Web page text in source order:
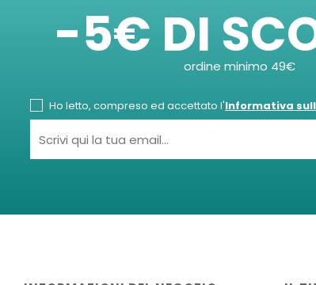
-5€ DIordine minimo 49€
Ho letto, compreso ed accettato l'Informativa